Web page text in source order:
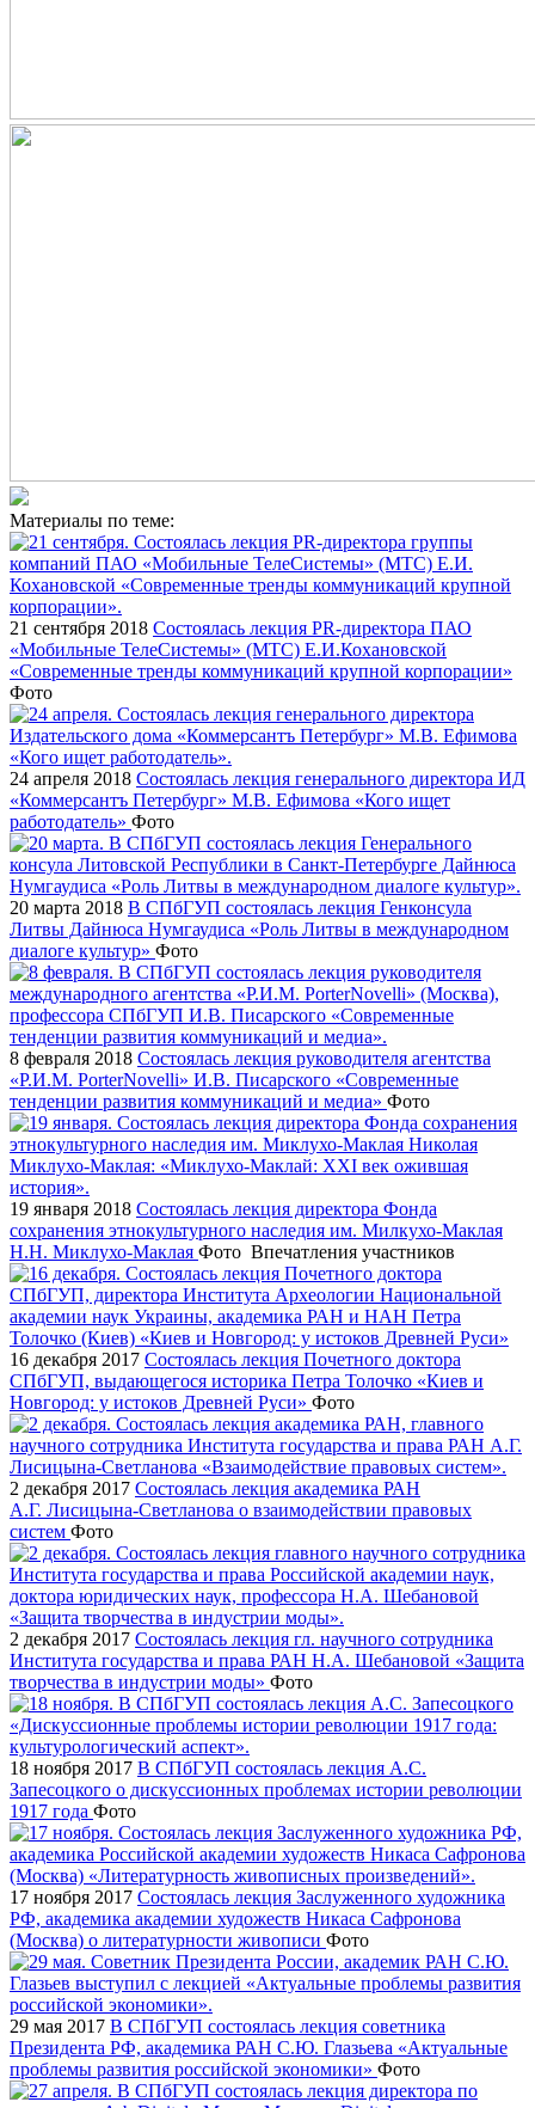
Материалы по теме:
21 сентября 2018 Состоялась лекция PR-директора ПАО
«Мобильные ТелеСистемы» (МТС) Е.И.Кохановской
«Современные тренды коммуникаций крупной корпорации»
Фото
24 апреля 2018 Состоялась лекция генерального директора ИД
«Коммерсантъ Петербург» М.В. Ефимова «Кого ищет
работодатель» Фото
20 марта 2018 В СПбГУП состоялась лекция Генконсула
Литвы Дайнюса Нумгаудиса «Роль Литвы в международном
диалоге культур» Фото
8 февраля 2018 Состоялась лекция руководителя агентства
«Р.И.М. PorterNovelli» И.В. Писарского «Современные
тенденции развития коммуникаций и медиа» Фото
19 января 2018 Состоялась лекция директора Фонда
сохранения этнокультурного наследия им. Милкухо-Маклая
Н.Н. Миклухо-Маклая Фото Впечатления участников
16 декабря 2017 Состоялась лекция Почетного доктора
СПбГУП, выдающегося историка Петра Толочко «Киев и
Новгород: у истоков Древней Руси» Фото
2 декабря 2017 Состоялась лекция академика РАН
А.Г. Лисицына-Светланова о взаимодействии правовых
систем Фото
2 декабря 2017 Состоялась лекция гл. научного сотрудника
Института государства и права РАН Н.А. Шебановой «Защита
творчества в индустрии моды» Фото
18 ноября 2017 В СПбГУП состоялась лекция А.С.
Запесоцкого о дискуссионных проблемах истории революции
1917 года Фото
17 ноября 2017 Состоялась лекция Заслуженного художника
РФ, академика академии художеств Никаса Сафронова
(Москва) о литературности живописи Фото
29 мая 2017 В СПбГУП состоялась лекция советника
Президента РФ, академика РАН С.Ю. Глазьева «Актуальные
проблемы развития российской экономики» Фото